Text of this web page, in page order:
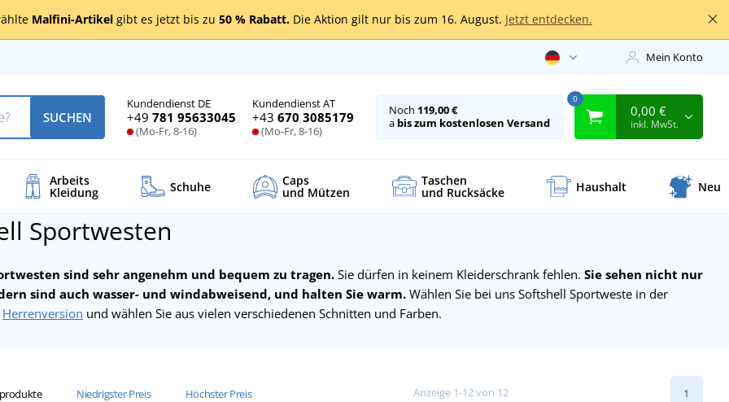
Malfini-Artikel gibt es jetzt bis zu 50 % Rabatt. Die Aktion gilt nur bis zum 16. August. Jetzt entdecken.
Mein Konto
Kundendienst DE
+49 781 95633045
(Mo-Fr, 8-16)
Kundendienst AT
+43 670 3085179
(Mo-Fr, 8-16)
SUCHEN Noch 119,00 €
a bis zum kostenlosen Versand
0
0,00 €
inkl. MwSt.
Arbeits
Kleidung Schuhe Caps
und Mützen
Taschen
und Rucksäcke Haushalt Neu
Sportwesten
sind sehr angenehm und bequem zu tragen. Sie dürfen in keinem Kleiderschrank fehlen. Sie sehen nicht nur
sind auch wasser- und windabweisend, und halten Sie warm. Wählen Sie bei uns Softshell Sportweste in der
Herrenversion und wählen Sie aus vielen verschiedenen Schnitten und Farben.
Niedrigster Preis Höchster Preis Anzeige 1-12 von 12 1